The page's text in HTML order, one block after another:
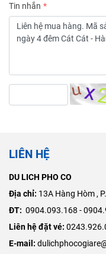
Tin nhắn
LIÊN HỆ
DU LICH PHO CO
Địa chỉ: ​13A Hàng Hòm ,
ĐT: 0904.093.168 -
Liên hệ đặt vé:
E-mail: